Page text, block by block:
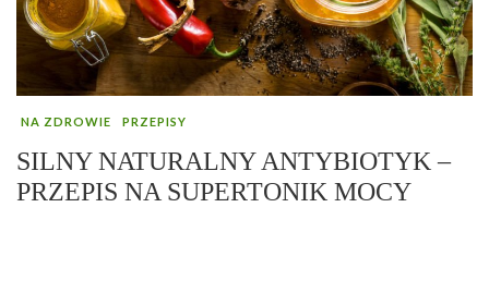
NA ZDROWIE PRZEPISY
SILNY NATURALNY ANTYBIOTYK –
PRZEPIS NA SUPERTONIK MOCY